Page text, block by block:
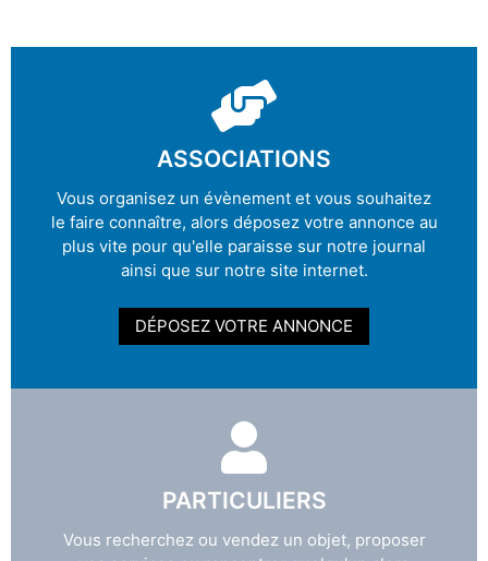
ASSOCIATIONS
Vous organisez un évènement et vous souhaitez
le faire connaître, alors déposez votre annonce au
plus vite pour qu'elle paraisse sur notre journal
ainsi que sur notre site internet.
DÉPOSEZ VOTRE ANNONCE
PARTICULIERS
Vous recherchez ou vendez un objet, proposer